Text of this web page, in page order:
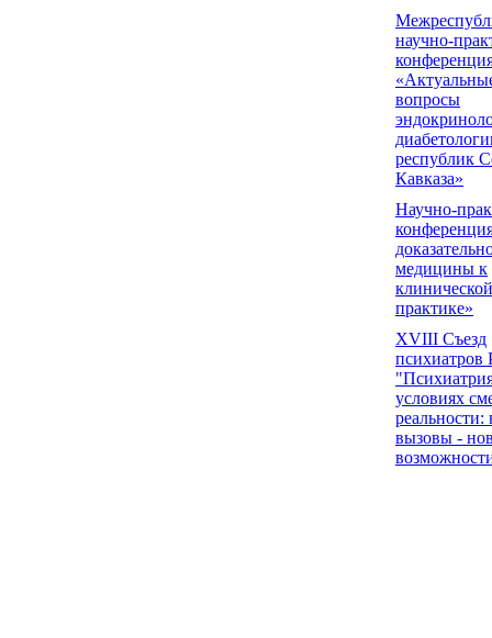
научно-
вопросы
республик
Кавказа»
Научно-
медицины к
клинической
практике»
XVIII Съезд
психиатров
условиях
реальности:
вызовы -